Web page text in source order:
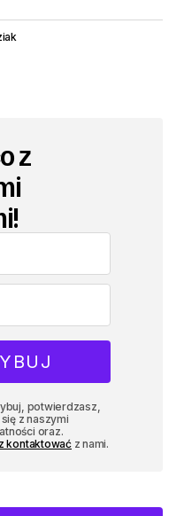
z
potwierdzasz,
z naszymi
oraz.
z kontaktowaćz nami.